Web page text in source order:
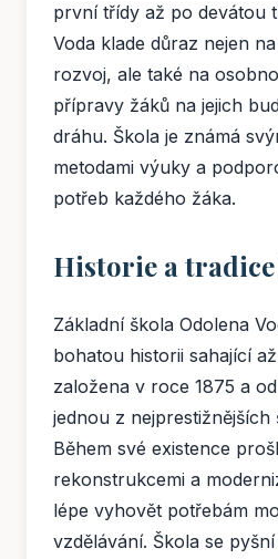
první třídy až po devátou
Voda klade důraz nejen
rozvoj, ale také na
přípravy žáků na jejich
dráhu. Škola je známá
metodami výuky a
potřeb každého žáka.
Historie a tradice
Základní škola Odolena
bohatou historii sahající
založena v roce 1875 a
jednou z nejprestižnějších
Během své existence
rekonstrukcemi a
lépe vyhovět potřebám
vzdělávání. Škola se